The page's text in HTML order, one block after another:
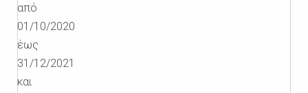
από
01/10/2020
έως
31/12/2021
και